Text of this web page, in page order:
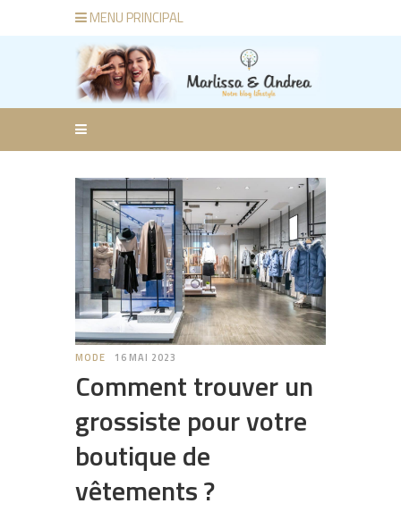
MENU PRINCIPAL
MODE 16 MAI 2023
Comment trouver un
grossiste pour votre
boutique de
vêtements ?